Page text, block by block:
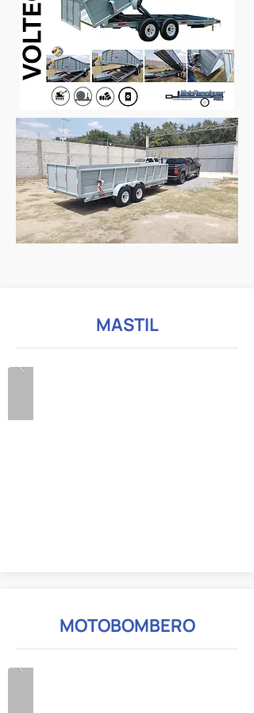
MASTIL
MOTOBOMBERO